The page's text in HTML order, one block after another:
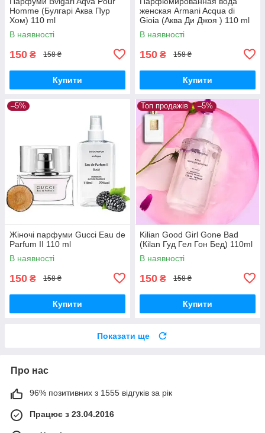
Homme (Булгарі Аква Пур
Хом) 110 ml
В наявності
150 ₴ 158 ₴
Купити
женская Armani Acqua di
Gioia (Аква Ди Джоя ) 110 ml
В наявності
150 ₴ 158 ₴
Купити
–5%
Жіночі парфуми Gucci Eau de
Parfum II 110 ml
В наявності
150 ₴ 158 ₴
Купити
Топ продажів –5%
Kilian Good Girl Gone Bad
(Кilan Гуд Гел Гон Бед) 110ml
В наявності
150 ₴ 158 ₴
Купити
Показати ще
Про нас
96% позитивних з 1555 відгуків за рік
Працює з 23.04.2016